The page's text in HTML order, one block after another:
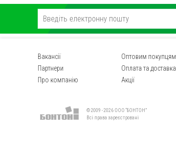
Вакансії
Партнери
Про компанію
Оптовим покупцям
Оплата та доставка
Акції
© 2009 - 2026 ООО “БОНТОН”
Всі права зареєстровані